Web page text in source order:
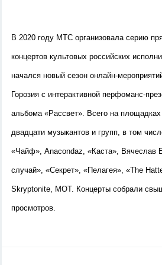
В 2020 году МТС организовала серию
концертов культовых российских
начался новый сезон онлайн-
Горозия с интерактивной перфоманс-
альбома «Рассвет». Всего на
двадцати музыкантов и групп, в том
«Чайф», Anacondaz, «Каста», Вячеслав
случай», «Секрет», «Пелагея», «The
Skryptonite, МОТ. Концерты собрали
просмотров.